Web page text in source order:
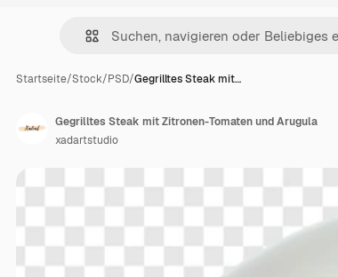
Startseite/Stock/PSD/Gegrilltes Steak mit…
Gegrilltes Steak mit Zitronen-Tomaten und Arugula
xadartstudio